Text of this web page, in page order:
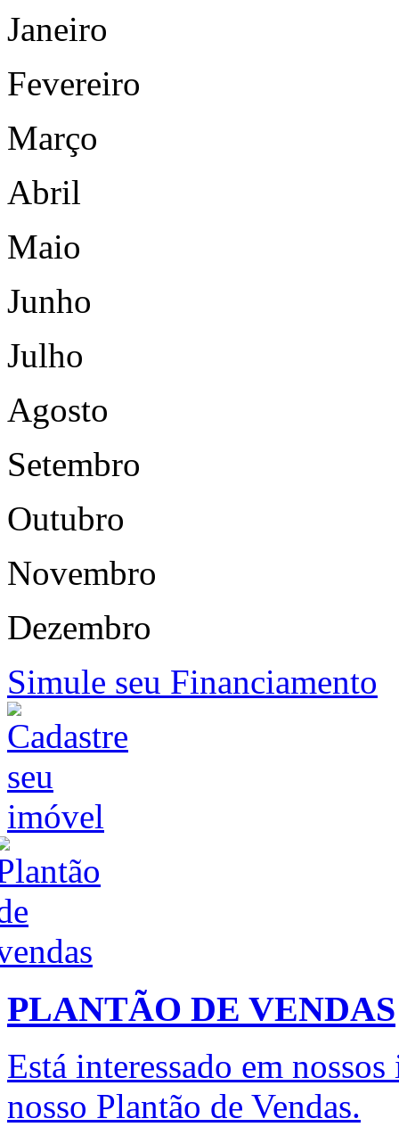
Janeiro
Fevereiro
Março
Abril
Maio
Junho
Julho
Agosto
Setembro
Outubro
Novembro
Dezembro
Simule seu Financiamento
PLANTÃO DE VENDAS
Está interessado em
nosso Plantão de Vendas.